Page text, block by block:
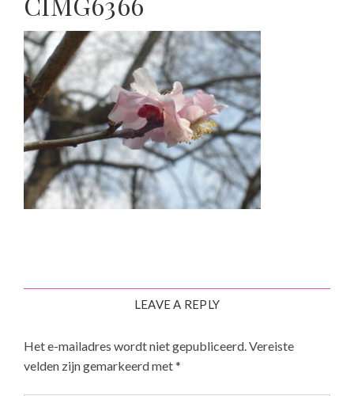
LEAVE A REPLY
Het e-mailadres wordt niet gepubliceerd.Vereiste
velden zijn gemarkeerd met*